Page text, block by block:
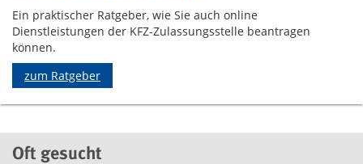
Ein praktischer Ratgeber, wie Sie auch online
Dienstleistungen der KFZ-Zulassungsstelle beantragen
können.
zum Ratgeber
Oft gesucht